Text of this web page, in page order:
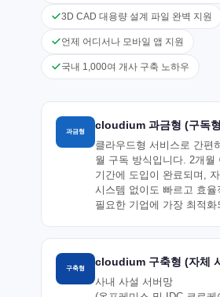
3D CAD 대용량 설계 파일 완벽 지원
언제 어디서나 모바일 앱 지원
국내 1,000여 개사 구축 노하우
과금형
cloudium 과금형 (구독
클라우드형 서비스로 간편
월 구독 방식입니다. 2개월
기간에 도입이 완료되며,
시스템 없이도 빠르고 효율
필요한 기업에 가장 최적화
구축형
cloudium 구축형 (자체
사내 사설 서버망